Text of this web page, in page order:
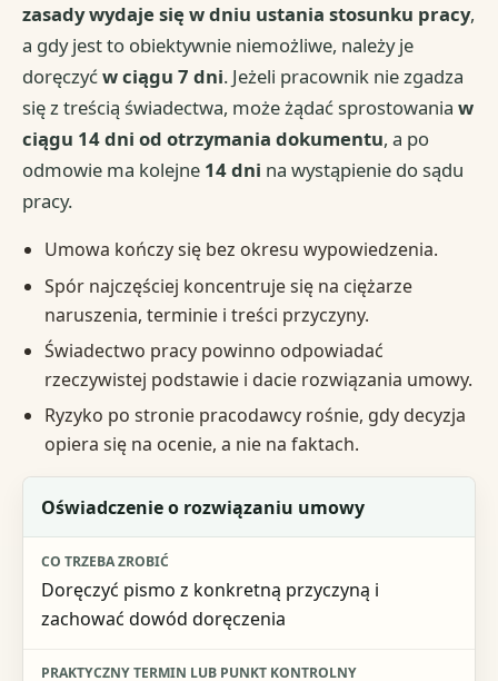
zasady wydaje się w dniu ustania stosunku pracy,
a gdy jest to obiektywnie niemożliwe, należy je
doręczyćw ciągu 7 dni. Jeżeli pracownik nie zgadza
się z treścią świadectwa, może żądać sprostowaniaw
ciągu 14 dni od otrzymania dokumentu, a po
odmowie ma kolejne 14 dni na wystąpienie do sądu
pracy.
Umowa kończy się bez okresu wypowiedzenia.
Spór najczęściej koncentruje się na ciężarze
naruszenia, terminie i treści przyczyny.
Świadectwo pracy powinno odpowiadać
rzeczywistej podstawie i dacie rozwiązania umowy.
Ryzyko po stronie pracodawcy rośnie, gdy decyzja
opiera się na ocenie, a nie na faktach.
Dokument lub skutek
Co trzeba zrobić
Praktyczny termin lub punkt kontrolny
Oświadczenie o rozwiązaniu umowy
Doręczyć pismo z konkretną przyczyną i
zachować dowód doręczenia